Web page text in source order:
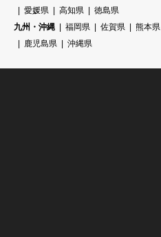
愛媛県
高知県
徳島県
九州・沖縄
福岡県 佐賀県 熊本県
鹿児島県
沖縄県